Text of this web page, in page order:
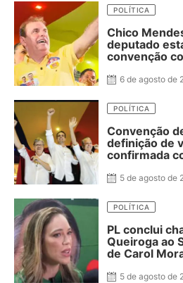
POLÍTICA
Chico
deputado
convenção
6 de agosto de
POLÍTICA
Convenção
definição de
confirmada
Adriano
5 de agosto de
POLÍTICA
PL conclui
Queiroga ao
de Carol
5 de agosto de